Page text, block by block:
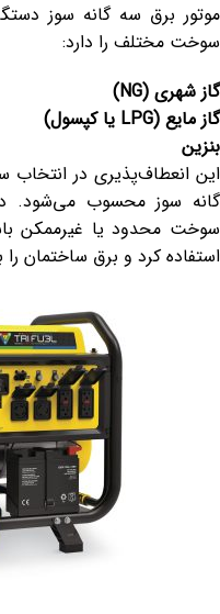
موتور برق سه گانه سوز
سوخت مختلف را دارد:
گاز شهری (NG)
گاز مایع (LPG یا کپسول)
بنزین
این انعطاف‌پذیری در
گانه سوز محسوب می‌شود.
سوخت محدود یا غیرممکن
استفاده کرد و برق ساختمان